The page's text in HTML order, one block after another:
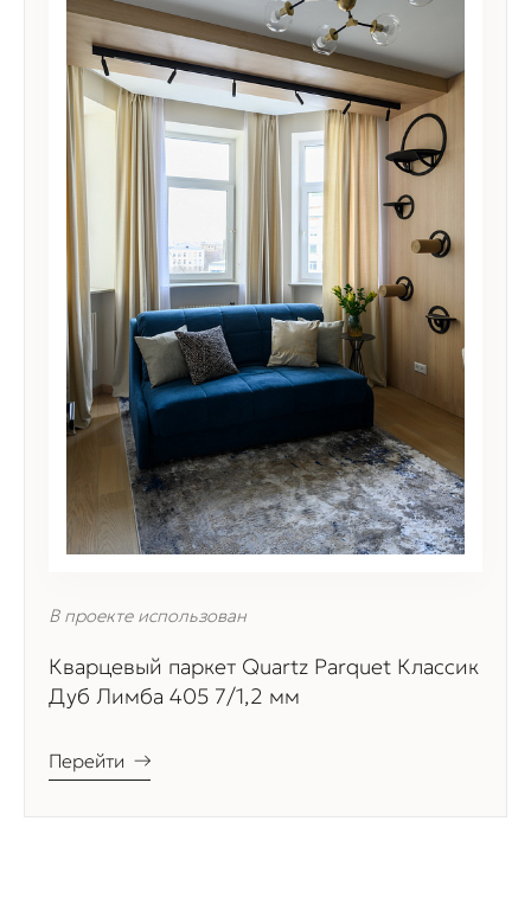
В проекте использован
Кварцевый паркет Quartz Parquet Классик
Дуб Лимба 405 7/1,2 мм
Перейти →